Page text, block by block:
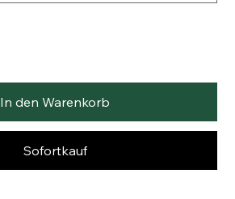
In den Warenkorb
Sofortkauf